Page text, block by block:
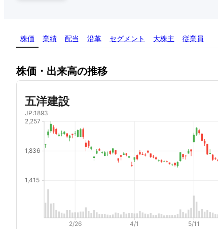
株価 業績 配当 沿革 セグメント 大株主 従業員
株価・出来高の推移